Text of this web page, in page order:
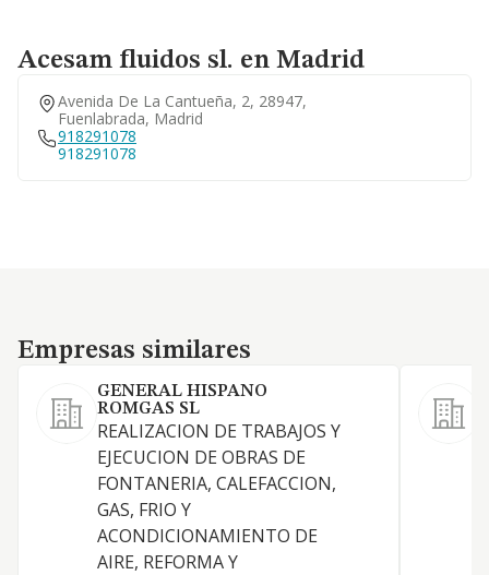
Acesam fluidos sl. en Madrid
Avenida De La Cantueña, 2, 28947,
Fuenlabrada, Madrid
918291078
918291078
Empresas similares
Empresas similares
GENERAL HISPANO
ROMGAS SL
REALIZACION DE TRABAJOS Y
EJECUCION DE OBRAS DE
FONTANERIA, CALEFACCION,
GAS, FRIO Y
ACONDICIONAMIENTO DE
AIRE, REFORMA Y